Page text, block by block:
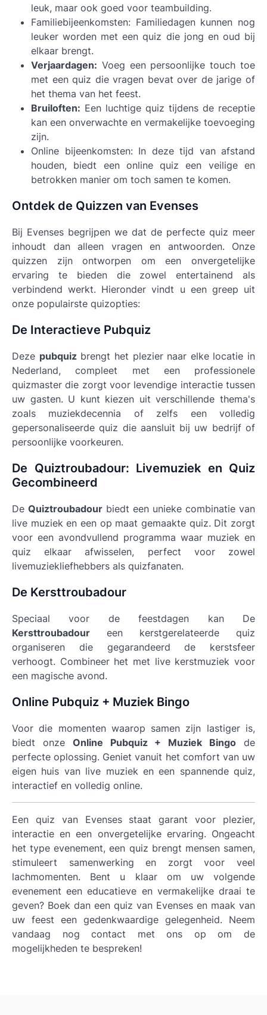
leuk, maar ook goed voor teambuilding.
Familiebijeenkomsten: Familiedagen kunnen nog
leuker worden met een quiz die jong en oud bij
elkaar brengt.
Verjaardagen: Voeg een persoonlijke touch toe
met een quiz die vragen bevat over de jarige of
het thema van het feest.
Bruiloften: Een luchtige quiz tijdens de receptie
kan een onverwachte en vermakelijke toevoeging
zijn.
Online bijeenkomsten:In deze tijd van afstand
houden, biedt een online quiz een veilige en
betrokken manier om toch samen te komen.
Ontdek de Quizzen van Evenses
Bij Evenses begrijpen we dat de perfecte quiz meer
inhoudt dan alleen vragen en antwoorden. Onze
quizzen zijn ontworpen om een onvergetelijke
ervaring te bieden die zowel entertainend als
verbindend werkt. Hieronder vindt u een greep uit
onze populairste quizopties:
De Interactieve Pubquiz
Deze pubquizbrengt het plezier naar elke locatie in
Nederland, compleet met een professionele
quizmaster die zorgt voor levendige interactie tussen
uw gasten. U kunt kiezen uit verschillende thema's
zoals muziekdecennia of zelfs een volledig
gepersonaliseerde quiz die aansluit bij uw bedrijf of
persoonlijke voorkeuren.
De Quiztroubadour: Livemuziek en Quiz
Gecombineerd
De Quiztroubadour biedt een unieke combinatie van
live muziek en een op maat gemaakte quiz. Dit zorgt
voor een avondvullend programma waar muziek en
quiz elkaar afwisselen, perfect voor zowel
livemuziekliefhebbers als quizfanaten.
De Kersttroubadour
Speciaal voor de feestdagen kan De
Kersttroubadour een kerstgerelateerde quiz
organiseren die gegarandeerd de kerstsfeer
verhoogt. Combineer het met live kerstmuziek voor
een magische avond.
Online Pubquiz + Muziek Bingo
Voor die momenten waarop samen zijn lastiger is,
biedt onze Online Pubquiz + Muziek Bingo de
perfecte oplossing. Geniet vanuit het comfort van uw
eigen huis van live muziek en een spannende quiz,
interactief en volledig online.
Een quiz van Evenses staat garant voor plezier,
interactie en een onvergetelijke ervaring. Ongeacht
het type evenement, een quiz brengt mensen samen,
stimuleert samenwerking en zorgt voor veel
lachmomenten. Bent u klaar om uw volgende
evenement een educatieve en vermakelijke draai te
geven? Boek dan een quiz van Evenses en maak van
uw feest een gedenkwaardige gelegenheid. Neem
vandaag nog contact met ons op om de
mogelijkheden te bespreken!